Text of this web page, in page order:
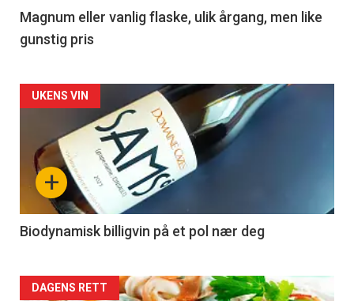
3
Magnum eller vanlig flaske, ulik årgang, men like
gunstig pris
Forsiden
akkurat
nå
4
+
UKENS VIN
Biodynamisk billigvin på et pol nær deg
Forsiden
DAGENS RETT